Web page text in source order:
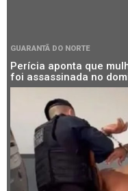
GUARANTÃ DO NORTE
Perícia aponta que
foi assassinada no